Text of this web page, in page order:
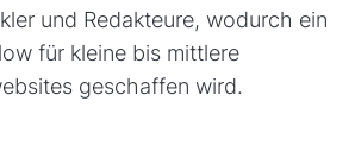
und Redakteure, wodurch ein
für kleine bis mittlere
geschaffen wird.